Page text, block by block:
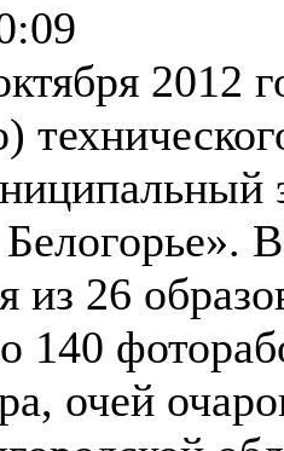
2012
из 26
140
очей